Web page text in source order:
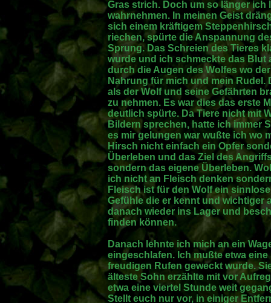
Gras strich. Doch um so länger
wahrnehmen. In meinen Geist
sich einem kräftigem
riechen, spürte die Anspannung
Sprung. Das Schreien des Tieres
wurde und ich schmeckte das Blut
durch die Augen des Wolfes wo
Nahrung für mich und mein Rudel.
als der Wolf und seine Gefährten
zu nehmen. Es war dies das erste
deutlich spürte. Da Tiere nicht mit
Bildern sprechen, hatte ich immer
es mir gelungen war wußte ich wo
Hirsch nicht einfach ein Opfer
Überleben und das Ziel des
sondern das eigene Überleben.
ich nicht an Fleisch denken
Fleisch ist für den Wolf ein
Gefühle die er kennt und wichtiger
danach wieder ins Lager und
finden können.
Danach lehnte ich mich an ein
eingeschlafen. Ich mußte etwa
freudigen Rufen geweckt wurde.
älteste Sohn erzählte mit vor
etwa eine viertel Stunde weit
Stellt euch nur vor, in einiger